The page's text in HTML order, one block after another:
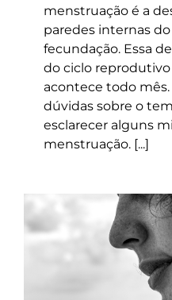
menstruação é a
paredes internas
fecundação. Essa
do ciclo
acontece todo
dúvidas sobre o
esclarecer alguns
menstruação. [...]